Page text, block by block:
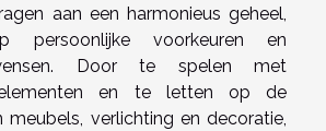
aan een harmonieus geheel,
persoonlijke voorkeuren en
Door te spelen met
elementen en te letten op de
meubels, verlichting en decoratie,